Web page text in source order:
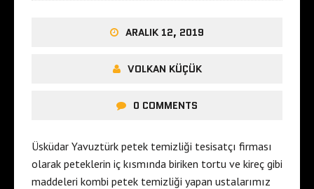
ARALIK 12, 2019
VOLKAN KÜÇÜK
0 COMMENTS
Üsküdar Yavuztürk petek temizliği tesisatçı firması
olarak peteklerin iç kısmında biriken tortu ve kireç gibi
maddeleri kombi petek temizliği yapan ustalarımız